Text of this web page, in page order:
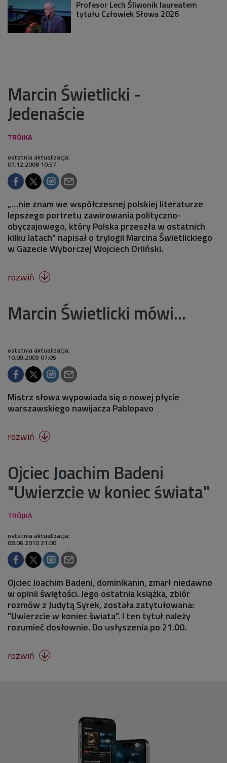
Profesor Lech Śliwonik laureatem
tytułu Człowiek Słowa 2026
Marcin Świetlicki -
Jedenaście
ostatnia aktualizacja:
07.12.2008 10:57
„…nie znam we współczesnej polskiej literaturze
lepszego portretu zawirowania polityczno-
obyczajowego, który Polska przeszła w ostatnich
kilku latach” napisał o trylogii Marcina Świetlickiego
w Gazecie Wyborczej Wojciech Orliński.
rozwiń 
Marcin Świetlicki mówi...
ostatnia aktualizacja:
10.09.2009 07:05
Mistrz słowa wypowiada się o nowej płycie
warszawskiego nawijacza Pablopavo
rozwiń 
Ojciec Joachim Badeni
"Uwierzcie w koniec świata"
ostatnia aktualizacja:
08.06.2010 21:00
Ojciec Joachim Badeni, dominikanin, zmarł niedawno
w opinii świętości. Jego ostatnia książka, zbiór
rozmów z Judytą Syrek, została zatytułowana:
"Uwierzcie w koniec świata". I ten tytuł należy
rozumieć dosłownie. Do usłyszenia po 21.00.
rozwiń 